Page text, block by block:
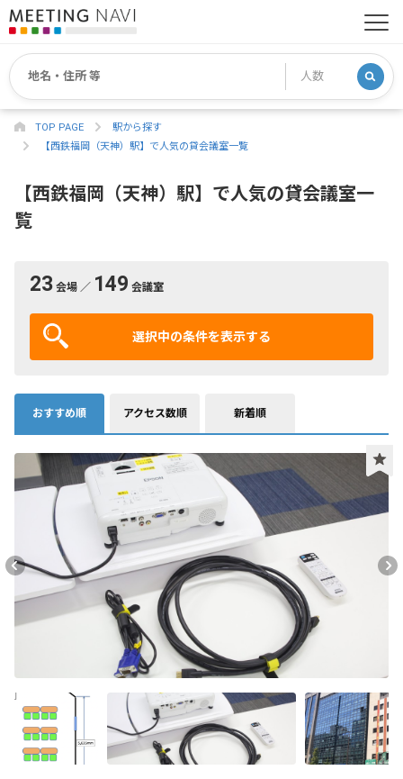
TOP PAGE
駅から探す
【西鉄福岡（天神）駅】で人気の貸会議室一覧
【西鉄福岡（天神）駅】で人気の貸会議室一
覧
23 会場 ／ 149 会議室
選択中の条件を表示する
おすすめ順 アクセス数順 新着順